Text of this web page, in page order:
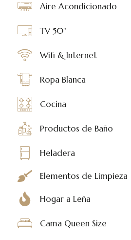
Aire Acondicionado
TV 50"
Wifi & Internet
Ropa Blanca
Cocina
Productos de Baño
Heladera
Elementos de Limpieza
Hogar a Leña
Cama Queen Size